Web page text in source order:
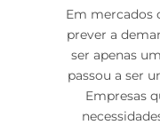
Em mercados
prever a
ser apenas
passou a ser
Empresas